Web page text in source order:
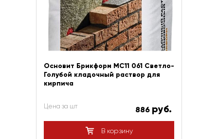
Основит Брикформ МС11 061 Светло-
Голубой кладочный раствор для
кирпича
Цена за шт 886 руб.
В корзину